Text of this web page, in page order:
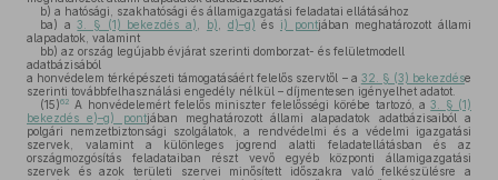
b) a hatósági, szakhatósági és államigazgatási feladatai ellátásához
ba) a3. § (1) bekezdés a) b) d)–g) és i) pontjában meghatározott állami
alapadatok, valamint
bb) az ország legújabb évjárat szerinti domborzat- és felületmodell
adatbázisából
a honvédelem térképészeti támogatásáért felelős szervtől – a 32. § (3) bekezdése
szerinti továbbfelhasználási engedély nélkül – díjmentesen igényelhet adatot.
(15)62 A honvédelemért felelős miniszter felelősségi körébe tartozó, a3. § (1)
bekezdés e)–g) pontjában meghatározott állami alapadatok adatbázisaiból a
polgári nemzetbiztonsági szolgálatok, a rendvédelmi és a védelmi igazgatási
szervek, valamint a különleges jogrend alatti feladatellátásban és az
országmozgósítás feladataiban részt vevő egyéb központi államigazgatási
szervek és azok területi szervei minősített időszakra való felkészülésre a